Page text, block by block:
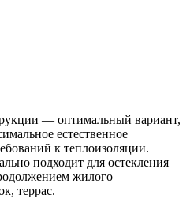
— оптимальный вариант,
естественное
к теплоизоляции.
подходит для остекления
жилого
террас.